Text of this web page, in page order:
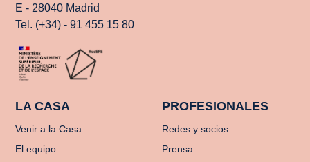
E - 28040 Madrid
Tel. (+34) - 91 455 15 80
LA CASA
Venir a la Casa
El equipo
PROFESIONALES
Redes y socios
Prensa